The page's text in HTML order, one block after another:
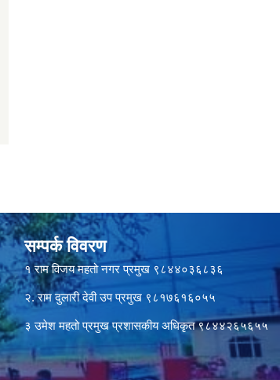
सम्पर्क विवरण
१ राम विजय महतो नगर प्रमुख ९८४४०३६८३६
२. राम दुलारी देवी उप प्रमुख ९८१७६१६०५५
३ उमेश महतो प्रमुख प्रशासकीय अधिकृत ९८४४२६५६५५